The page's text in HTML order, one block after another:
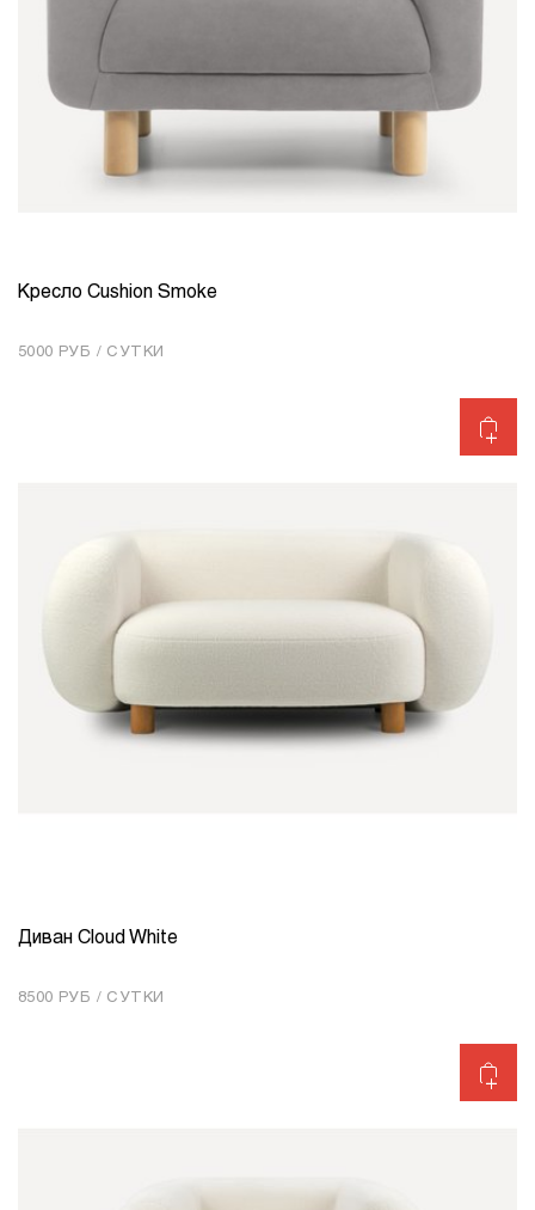
КОЛИЧЕСТВО 1
Кресло Cushion Smoke
5000 РУБ / СУТКИ
КОЛИЧЕСТВО 1
Диван Cloud White
8500 РУБ / СУТКИ